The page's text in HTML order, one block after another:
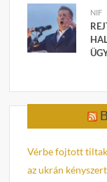
NIF
Vérbe fojtott
az ukrán